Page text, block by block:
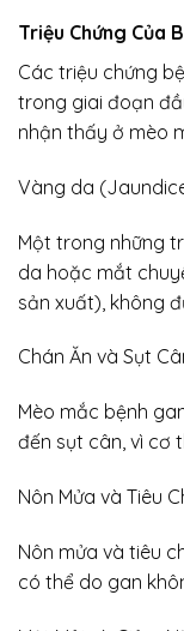
Triệu Chứng Của
Các triệu chứng
trong giai đoạn
nhận thấy ở mèo
Vàng da
Một trong những
da hoặc mắt
sản xuất), không
Chán Ăn và Sụt
Mèo mắc bệnh
đến sụt cân, vì cơ
Nôn Mửa và Tiêu
Nôn mửa và tiêu
có thể do gan